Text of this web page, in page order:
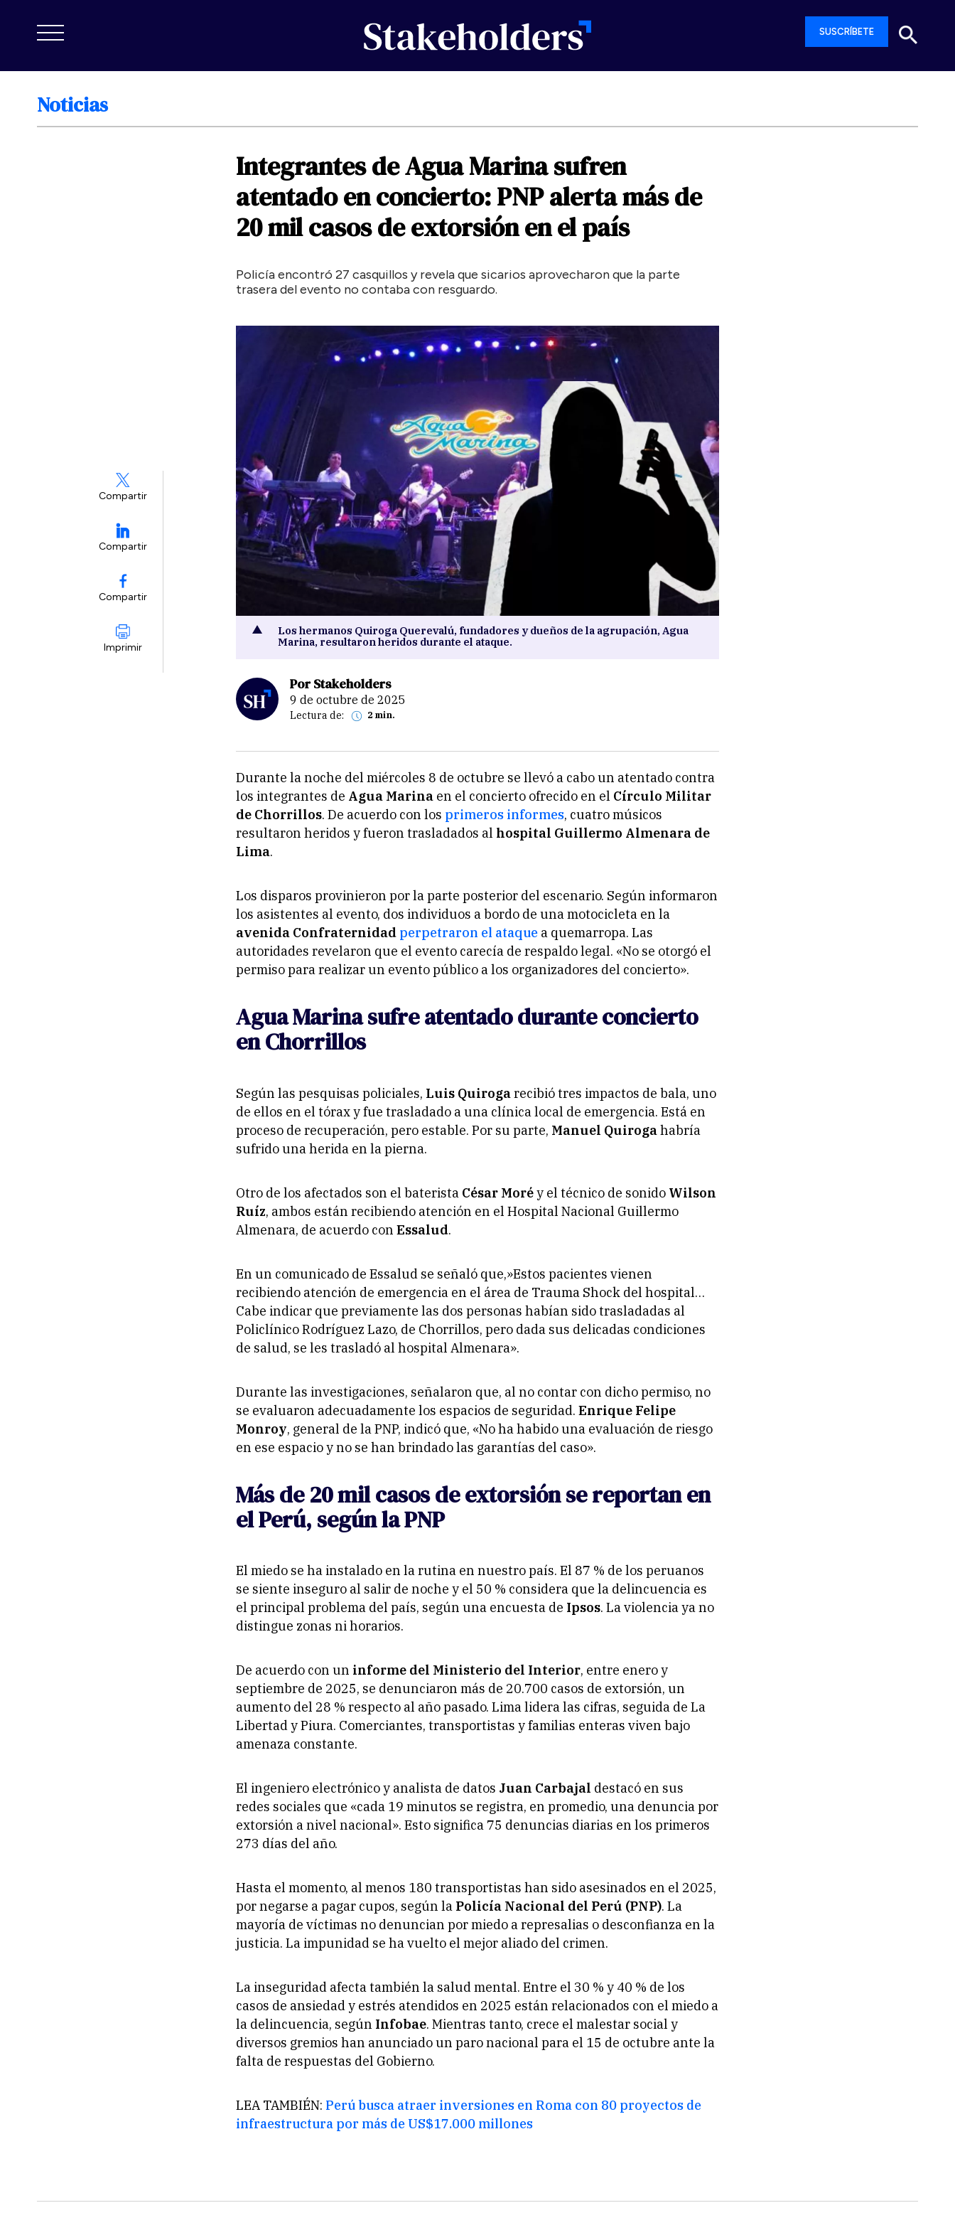
SUSCRÍBETE
Noticias
Compartir
Compartir
Compartir
Imprimir
IntegrantesdeAguaMarinasufren
atentadoenconcierto:PNPalertamásde
20milcasosdeextorsiónenelpaís
Policía encontró 27 casquillos y revela que sicarios aprovecharon que la parte
trasera del evento no contaba con resguardo.
Los hermanos Quiroga Querevalú, fundadores y dueños de la agrupación, Agua
Marina, resultaron heridos durante el ataque.
Por Stakeholders
9 de octubre de 2025
Lectura de: 2 min.
Durante la noche del miércoles 8 de octubre se llevó a cabo un atentado contra
los integrantes de Agua Marina en el concierto ofrecido en el Círculo Militar
de Chorrillos. De acuerdo con los primeros informes, cuatro músicos
resultaron heridos y fueron trasladados al hospital Guillermo Almenara de
Lima.
Los disparos provinieron por la parte posterior del escenario. Según informaron
los asistentes al evento, dos individuos a bordo de una motocicleta en la
avenida Confraternidad perpetraron el ataque a quemarropa. Las
autoridades revelaron que el evento carecía de respaldo legal. «No se otorgó el
permiso para realizar un evento público a los organizadores del concierto».
Agua Marina sufre atentado durante concierto
en Chorrillos
Según las pesquisas policiales, Luis Quirogarecibió tres impactos de bala, uno
de ellos en el tórax y fue trasladado a una clínica local de emergencia. Está en
proceso de recuperación, pero estable. Por su parte, Manuel Quirogahabría
sufrido una herida en la pierna.
Otro de los afectados son el baterista César Moréy el técnico de sonido Wilson
Ruíz, ambos están recibiendo atención en el Hospital Nacional Guillermo
Almenara, de acuerdo con Essalud.
En un comunicado de Essalud se señaló que,»Estos pacientes vienen
recibiendo atención de emergencia en el área de Trauma Shock del hospital…
Cabe indicar que previamente las dos personas habían sido trasladadas al
Policlínico Rodríguez Lazo, de Chorrillos, pero dada sus delicadas condiciones
de salud, se les trasladó al hospital Almenara».
Durante las investigaciones, señalaron que, al no contar con dicho permiso, no
se evaluaron adecuadamente los espacios de seguridad. Enrique Felipe
Monroy, general de la PNP, indicó que, «No ha habido una evaluación de riesgo
en ese espacio y no se han brindado las garantías del caso».
Más de 20 mil casos de extorsión se reportan en
el Perú, según la PNP
El miedo se ha instalado en la rutina en nuestro país. El 87 % de los peruanos
se siente inseguro al salir de noche y el 50 % considera que la delincuencia es
el principal problema del país, según una encuesta de Ipsos. La violencia ya no
distingue zonas ni horarios.
De acuerdo con un informe del Ministerio del Interior, entre enero y
septiembre de 2025, se denunciaron más de 20.700 casos de extorsión, un
aumento del 28 % respecto al año pasado. Lima lidera las cifras, seguida de La
Libertad y Piura. Comerciantes, transportistas y familias enteras viven bajo
amenaza constante.
El ingeniero electrónico y analista de datos Juan Carbajal destacó en sus
redes sociales que «cada 19 minutos se registra, en promedio, una denuncia por
extorsión a nivel nacional». Esto significa 75 denuncias diarias en los primeros
273 días del año.
Hasta el momento, al menos 180 transportistas han sido asesinados en el 2025,
por negarse a pagar cupos, según la Policía Nacional del Perú (PNP). La
mayoría de víctimas no denuncian por miedo a represalias o desconfianza en la
justicia. La impunidad se ha vuelto el mejor aliado del crimen.
La inseguridad afecta también la salud mental. Entre el 30 % y 40 % de los
casos de ansiedad y estrés atendidos en 2025 están relacionados con el miedo a
la delincuencia, según Infobae. Mientras tanto, crece el malestar social y
diversos gremios han anunciado un paro nacional para el 15 de octubre ante la
falta de respuestas del Gobierno.
LEA TAMBIÉN: Perú busca atraer inversiones en Roma con 80 proyectos de
infraestructura por más de US$17.000 millones